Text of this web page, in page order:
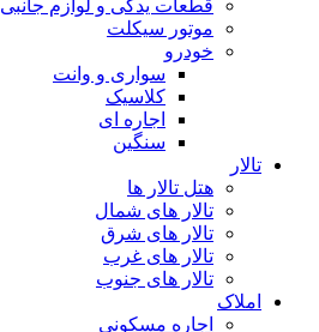
قطعات یدکی و لوازم جانبی
موتور سیکلت
خودرو
سواری و وانت
کلاسیک
اجاره ای
سنگین
تالار
هتل تالار ها
تالار های شمال
تالار های شرق
تالار های غرب
تالار های جنوب
املاک
اجاره مسکونی